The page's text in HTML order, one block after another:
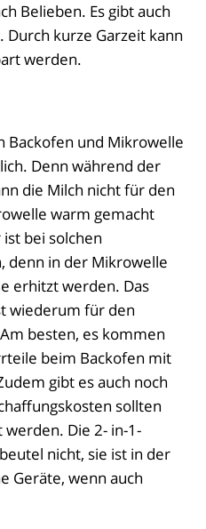
Belieben. Es gibt auch
kurze Garzeit kann
werden.
Backofen und Mikrowelle
Denn während der
die Milch nicht für den
warm gemacht
bei solchen
denn in der Mikrowelle
erhitzt werden. Das
wiederum für den
besten, es kommen
beim Backofen mit
gibt es auch noch
sollten
Die 2- in-1-
nicht, sie ist in der
Geräte, wenn auch